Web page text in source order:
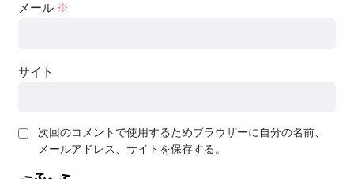
メール ※
サイト
次回のコメントで使用するためブラウザーに自分の名前、
メールアドレス、サイトを保存する。